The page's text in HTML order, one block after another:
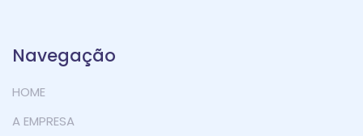
Navegação
HOME
A EMPRESA